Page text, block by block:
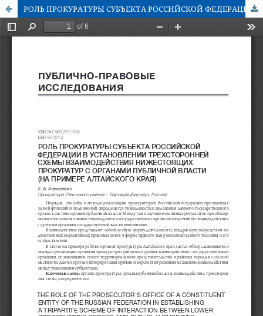
РОЛЬ ПРОКУРАТУРЫ СУБЪЕКТА РОССИЙСКОЙ ФЕДЕРАЦИИ В УСТАНОВЛЕНИИ ТРЕХСТОРОННЕЙ СХЕМЫ ВЗАИМОДЕЙСТВИЯ НИЖЕСТОЯЩИХ ПРОКУРАТУР С ОРГАНАМИ ПУБЛИЧНОЙ ВЛАСТИ (НА ПРИМЕРЕ АЛТАЙСКОГО КРАЯ)